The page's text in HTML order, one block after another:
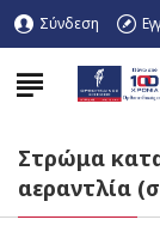
Σύνδεση
Στρώμα
αεραντλία